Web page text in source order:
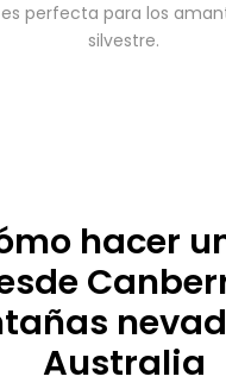
es perfecta para los
silvestre.
hacer
Australia